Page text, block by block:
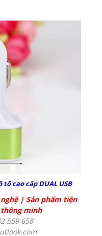
cao cấp DUAL USB
| Sản phẩm tiện
minh
559 658